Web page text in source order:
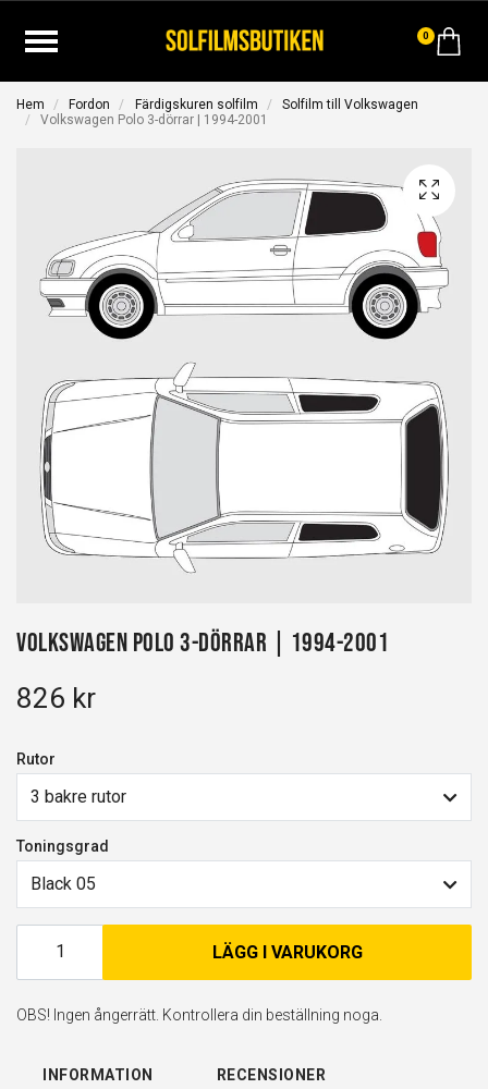
0
Hem Fordon Färdigskuren solfilm
Solfilm till Volkswagen
Volkswagen Polo 3-dörrar | 1994-2001
Volkswagen Polo 3-dörrar | 1994-2001
826 kr
Rutor
3 bakre rutor
Toningsgrad
Black 05
LÄGG I VARUKORG
OBS! Ingen ångerrätt. Kontrollera din beställning noga.
INFORMATION RECENSIONER